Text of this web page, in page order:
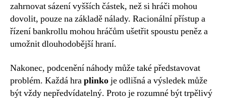
zahrnovat sázení vyšších částek, než si hráči mohou
dovolit, pouze na základě nálady. Racionální přístup a
řízení bankrollu mohou hráčům ušetřit spoustu peněz a
umožnit dlouhodobější hraní.
Nakonec, podcenění náhody může také představovat
problém. Každá hraplinkoje odlišná a výsledek může
být vždy nepředvídatelný. Proto je rozumné být trpělivý